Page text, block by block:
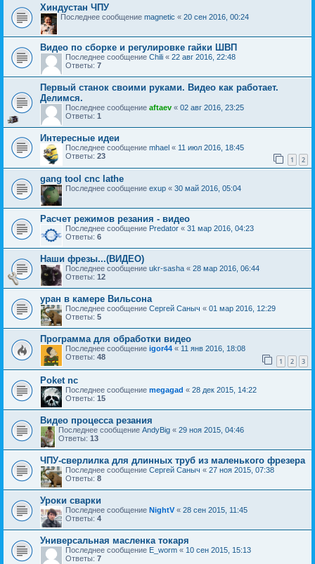
Хиндустан ЧПУ
Последнее сообщение magnetic « 20 сен 2016, 00:24
Видео по сборке и регулировке гайки ШВП
Последнее сообщение Chili « 22 авг 2016, 22:48
Ответы: 7
Первый станок своими руками. Видео как работает.
Делимся.
Последнее сообщение aftaev « 02 авг 2016, 23:25
Ответы: 1
Интересные идеи
Последнее сообщение mhael « 11 июл 2016, 18:45
Ответы: 23 1 2
gang tool cnc lathe
Последнее сообщение exup « 30 май 2016, 05:04
Расчет режимов резания - видео
Последнее сообщение Predator « 31 мар 2016, 04:23
Ответы: 6
Наши фрезы...(ВИДЕО)
Последнее сообщение ukr-sasha « 28 мар 2016, 06:44
Ответы: 12
уран в камере Вильсона
Последнее сообщение Сергей Саныч « 01 мар 2016, 12:29
Ответы: 5
Программа для обработки видео
Последнее сообщение igor44 « 11 янв 2016, 18:08
Ответы: 48 1 2 3
Poket nc
Последнее сообщение megagad « 28 дек 2015, 14:22
Ответы: 15
Видео процесса резания
Последнее сообщение AndyBig « 29 ноя 2015, 04:46
Ответы: 13
ЧПУ-сверлилка для длинных труб из маленького фрезера
Последнее сообщение Сергей Саныч « 27 ноя 2015, 07:38
Ответы: 8
Уроки сварки
Последнее сообщение NightV « 28 сен 2015, 11:45
Ответы: 4
Универсальная масленка токаря
Последнее сообщение E_worm « 10 сен 2015, 15:13
Ответы: 7